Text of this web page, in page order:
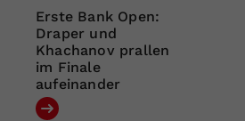
Erste Bank Open:
Draper und
Khachanov prallen
im Finale
aufeinander